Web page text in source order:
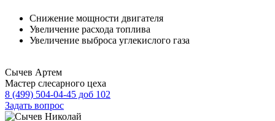
Снижение мощности двигателя
Увеличение расхода топлива
Увеличение выброса углекислого газа
Сычев Артем
Мастер слесарного цеха
8 (499) 504-04-45 доб 102
Задать вопрос